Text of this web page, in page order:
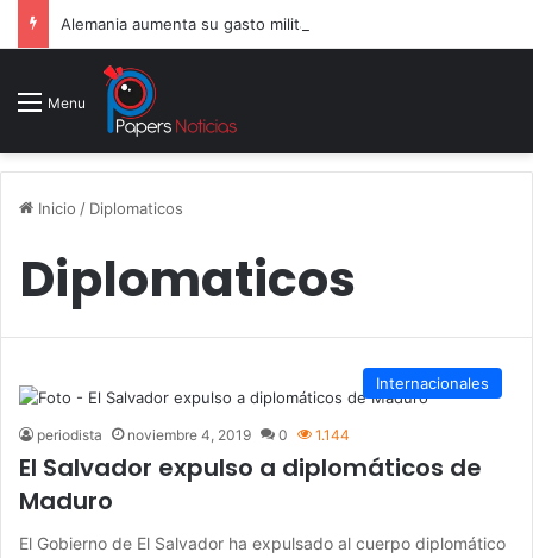
Menu
Inicio / Diplomaticos
Diplomaticos
Internacionales
periodista noviembre 4, 2019 0 1.144
El Salvador expulso a diplomáticos de
Maduro
El Gobierno de El Salvador ha expulsado al cuerpo diplomático